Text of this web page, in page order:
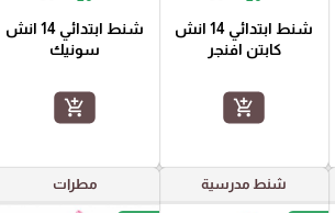
شنط ابتدائي 14 انش
كابتن افنجر
add_shopping_cart
شنط ابتدائي 14 انش
سونيك
add_shopping_cart
شنط مدرسية مطرات